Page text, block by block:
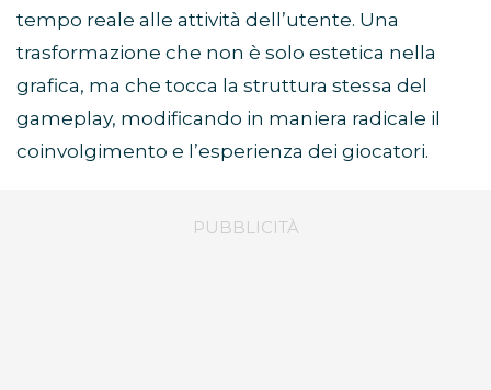
tempo reale alle attività dell’utente. Una
trasformazione che non è solo estetica nella
grafica, ma che tocca la struttura stessa del
gameplay, modificando in maniera radicale il
coinvolgimento e l’esperienza dei giocatori.